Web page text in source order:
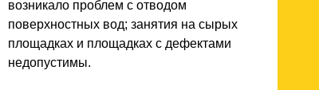
возникало проблем с отводом
поверхностных вод; занятия на сырых
площадках и площадках с дефектами
недопустимы.